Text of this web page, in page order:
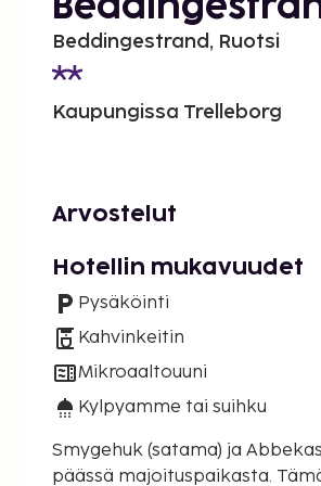
Beddingestrand, Ruotsi
Kaupungissa Trelleborg
Arvostelut
Hotellin mukavuudet
Pysäköinti
Kahvinkeitin
Mikroaaltouuni
Kylpyamme tai suihku
Smygehuk (satama) ja
päässä majoituspaikasta. Tämä loma-asunto sijaitsee 45,5 km:n päässä